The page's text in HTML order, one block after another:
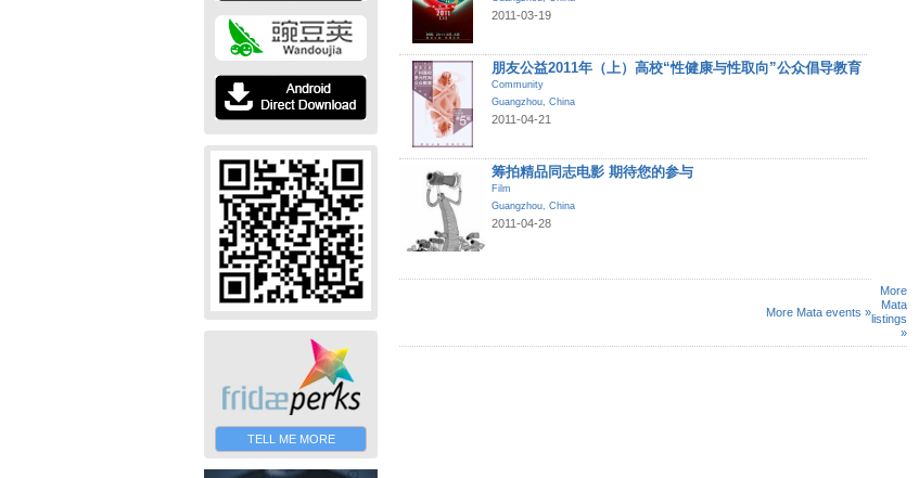
TELL ME MORE
2011-03-19
朋友公益2011年（上）高校“性健康与性取向”公众倡导教育
Community
Guangzhou, China
2011-04-21
筹拍精品同志电影 期待您的参与
Film
Guangzhou, China
2011-04-28
More Mata events »
More
Mata
listings
»